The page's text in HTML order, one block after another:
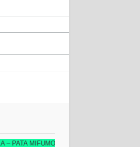
YOTE YA KUFUATILIA MAUZO,